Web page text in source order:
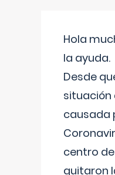
Hola
la ayuda.
Desde
situación
causada
centro
quitaron